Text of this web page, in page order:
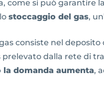
come si può garantire
stoccaggio del gas,
consiste nel
dalla rete di
la domanda aumenta,